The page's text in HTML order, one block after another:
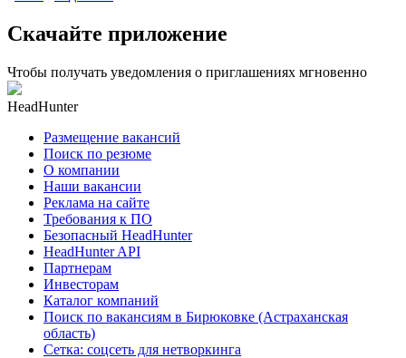
Скачайте приложение
Чтобы получать уведомления о приглашениях мгновенно
HeadHunter
Размещение вакансий
Поиск по резюме
О компании
Наши вакансии
Реклама на сайте
Требования к ПО
Безопасный HeadHunter
HeadHunter API
Партнерам
Инвесторам
Каталог компаний
Поиск по вакансиям в Бирюковке (Астраханская
область)
Сетка: соцсеть для нетворкинга